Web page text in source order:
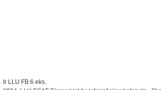
Ir LLU FB 6 eks.